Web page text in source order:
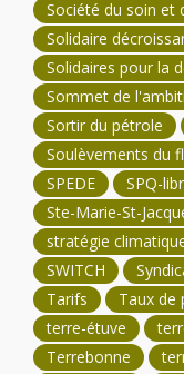
Société du soin et
Solidaire
Solidaires pour la
Sommet de
Sortir du pétrole
Soulèvements du
SPEDE
SPQ-
Ste-Marie-St-
stratégie
SWITCH
Tarifs
Taux de
terre-étuve
Terrebonne